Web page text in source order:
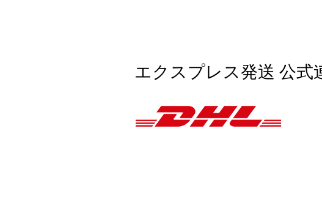
エクスプレス発送 公式